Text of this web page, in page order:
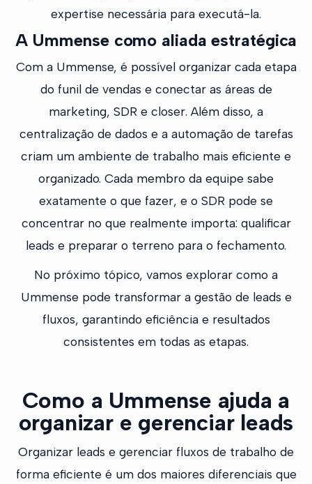
expertise necessária para executá-la.
A Ummense como aliada estratégica
Com a Ummense, é possível organizar cada etapa
do funil de vendas e conectar as áreas de
marketing, SDR e closer. Além disso, a
centralização de dados e a automação de tarefas
criam um ambiente de trabalho mais eficiente e
organizado. Cada membro da equipe sabe
exatamente o que fazer, e o SDR pode se
concentrar no que realmente importa: qualificar
leads e preparar o terreno para o fechamento.
No próximo tópico, vamos explorar como a
Ummense pode transformar a gestão de leads e
fluxos, garantindo eficiência e resultados
consistentes em todas as etapas.
Como a Ummense ajuda a
organizar e gerenciar leads
Organizar leads e gerenciar fluxos de trabalho de
forma eficiente é um dos maiores diferenciais que